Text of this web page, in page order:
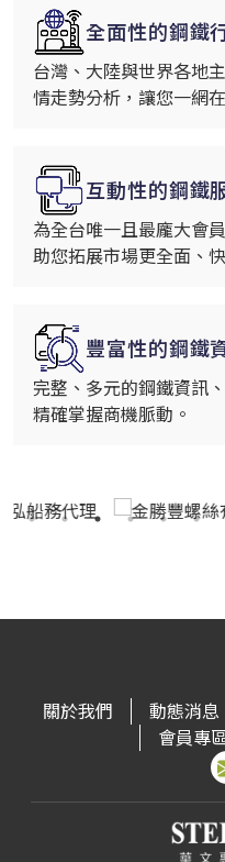
全面性的鋼鐵
台灣、大陸與世界各地
情走勢分析，讓您一網
互動性的鋼鐵
為全台唯一且最龐大會
助您拓展市場更全面、
豐富性的鋼鐵
完整、多元的鋼鐵資訊
精確掌握商機脈動。
關於我們 動態消息
會員專